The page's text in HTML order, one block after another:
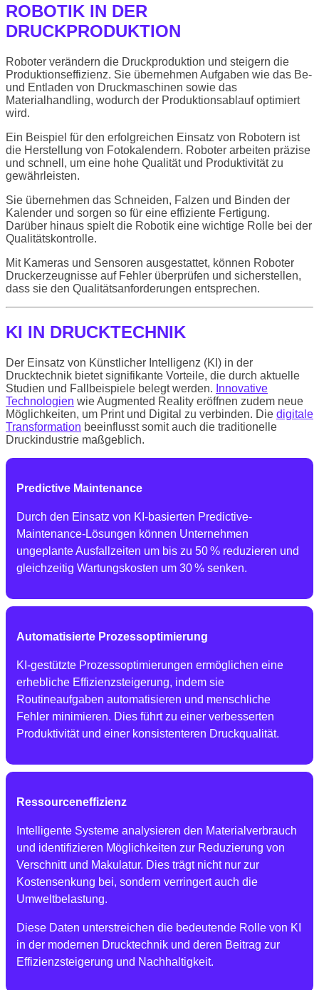
ROBOTIK IN DER
DRUCKPRODUKTION
Roboter verändern die Druckproduktion und steigern die
Produktionseffizienz. Sie übernehmen Aufgaben wie das Be-
und Entladen von Druckmaschinen sowie das
Materialhandling, wodurch der Produktionsablauf optimiert
wird.
Ein Beispiel für den erfolgreichen Einsatz von Robotern ist
die Herstellung von Fotokalendern. Roboter arbeiten präzise
und schnell, um eine hohe Qualität und Produktivität zu
gewährleisten.
Sie übernehmen das Schneiden, Falzen und Binden der
Kalender und sorgen so für eine effiziente Fertigung.
Darüber hinaus spielt die Robotik eine wichtige Rolle bei der
Qualitätskontrolle.
Mit Kameras und Sensoren ausgestattet, können Roboter
Druckerzeugnisse auf Fehler überprüfen und sicherstellen,
dass sie den Qualitätsanforderungen entsprechen.
KI IN DRUCKTECHNIK
Der Einsatz von Künstlicher Intelligenz (KI) in der
Drucktechnik bietet signifikante Vorteile, die durch aktuelle
Studien und Fallbeispiele belegt werden. Innovative
Technologien wie Augmented Reality eröffnen zudem neue
Möglichkeiten, um Print und Digital zu verbinden. Die digitale
Transformation beeinflusst somit auch die traditionelle
Druckindustrie maßgeblich.
Predictive Maintenance
Durch den Einsatz von KI-basierten Predictive-
Maintenance-Lösungen können Unternehmen
ungeplante Ausfallzeiten um bis zu 50 % reduzieren und
gleichzeitig Wartungskosten um 30 % senken.
Automatisierte Prozessoptimierung
KI-gestützte Prozessoptimierungen ermöglichen eine
erhebliche Effizienzsteigerung, indem sie
Routineaufgaben automatisieren und menschliche
Fehler minimieren. Dies führt zu einer verbesserten
Produktivität und einer konsistenteren Druckqualität.
Ressourceneffizienz
Intelligente Systeme analysieren den Materialverbrauch
und identifizieren Möglichkeiten zur Reduzierung von
Verschnitt und Makulatur. Dies trägt nicht nur zur
Kostensenkung bei, sondern verringert auch die
Umweltbelastung.
Diese Daten unterstreichen die bedeutende Rolle von KI
in der modernen Drucktechnik und deren Beitrag zur
Effizienzsteigerung und Nachhaltigkeit.